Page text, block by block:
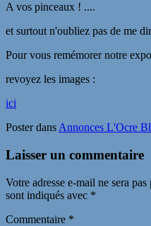
A vos pinceaux ! ....
et surtout n'oubliez pas de me
Pour vous remémorer notre
revoyez les images :
ici
Poster dans Annonces L'Ocre
Laisser un commentaire
Votre adresse e-mail ne sera pas
sont indiqués avec *
Commentaire *